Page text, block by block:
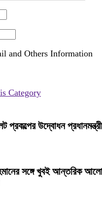
and Others Information
Category
প্রকল্পের উদ্বোধন
সঙ্গে খুবই আন্তরিক